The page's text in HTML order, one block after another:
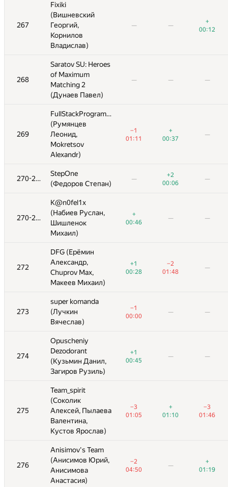
267
Fixiki
(Вишневский
Георгий,
Корнилов
Владислав)
— —
+
00:12
268
Saratov SU: Heroes
of Maximum
Matching 2
(Дунаев Павел)
— — —
269
FullStackProgrammDevelopers
(Румянцев
Леонид,
Mokretsov
Alexandr)
−1
01:11
+
00:37
—
270-271
StepOne
(Федоров Степан)
—
+2
00:06
—
270-271
K@n0fel1x
(Набиев Руслан,
Шишленок
Михаил)
+
00:46
— —
272
DFG (Ерёмин
Александр,
Chuprov Max,
Макеев Михаил)
+1
00:28
−2
01:48
—
273
super komanda
(Лучкин
Вячеслав)
−1
00:00
— —
274
Opuscheniy
Dezodorant
(Кузьмин Данил,
Загиров Рузиль)
+1
00:45
— —
275
Team_spirit
(Соколик
Алексей, Пылаева
Валентина,
Кустов Ярослав)
−3
01:05
+
01:10
−3
01:46
276
Anisimov's Team
(Анисимов Юрий,
Анисимова
Анастасия)
−2
04:50
—
+
01:19
—
00:12
— — —
— — — —
+
00:37
— — — —
+2
00:06
—
01:37
— — —
— — — —
−2
01:48
−2
01:55
— —
— — — —
— — — —
+
01:10
01:46
—
−2
03:40
— —
—
+
01:19
— — — —
267
Fixiki
(Вишневский
Георгий,
Корнилов
Владислав)
— —
+
00:12
268
Saratov SU: Heroes
of Maximum
Matching 2
(Дунаев Павел)
— — —
269
FullStackProgrammDevelopers
(Румянцев
Леонид,
Mokretsov
Alexandr)
−1
01:11
+
00:37
—
270-271
StepOne
(Федоров Степан)
—
+2
00:06
—
270-271
K@n0fel1x
(Набиев Руслан,
Шишленок
Михаил)
+
00:46
— —
272
DFG (Ерёмин
Александр,
Chuprov Max,
Макеев Михаил)
+1
00:28
−2
01:48
—
273
super komanda
(Лучкин
Вячеслав)
−1
00:00
— —
274
Opuscheniy
Dezodorant
(Кузьмин Данил,
Загиров Рузиль)
+1
00:45
— —
275
Team_spirit
(Соколик
Алексей, Пылаева
Валентина,
Кустов Ярослав)
−3
01:05
+
01:10
−3
01:46
276
Anisimov's Team
(Анисимов Юрий,
Анисимова
Анастасия)
−2
04:50
—
+
01:19